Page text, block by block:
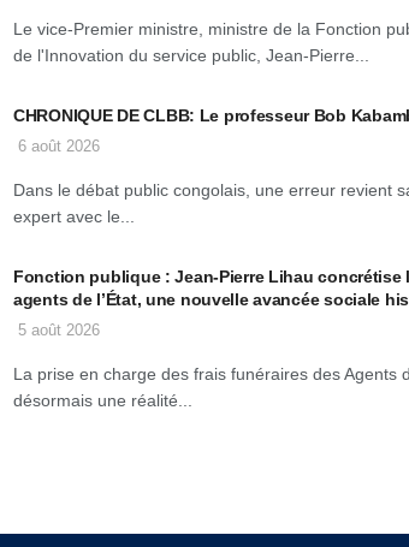
Le vice-Premier ministre, ministre de la Fonction
de l'Innovation du service public, Jean-Pierre...
CHRONIQUE DE CLBB: Le professeur Bob
6 août 2026
Dans le débat public congolais, une erreur revient
expert avec le...
Fonction publique : Jean-Pierre Lihau
agents de l’État, une nouvelle avancée sociale
5 août 2026
La prise en charge des frais funéraires des Agents
désormais une réalité...